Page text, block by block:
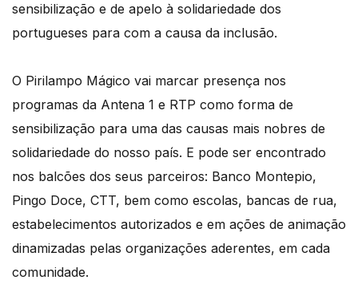
sensibilização e de apelo à solidariedade dos
portugueses para com a causa da inclusão.
O Pirilampo Mágico vai marcar presença nos
programas da Antena 1 e RTP como forma de
sensibilização para uma das causas mais nobres de
solidariedade do nosso país. E pode ser encontrado
nos balcões dos seus parceiros: Banco Montepio,
Pingo Doce, CTT, bem como escolas, bancas de rua,
estabelecimentos autorizados e em ações de animação
dinamizadas pelas organizações aderentes, em cada
comunidade.